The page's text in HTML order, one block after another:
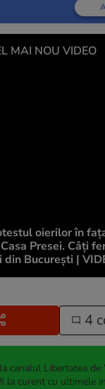
MAI NOU VIDEO
oierilor în
Presei. Câți
din București |
4
canalul Libertatea
la curent cu ultimele